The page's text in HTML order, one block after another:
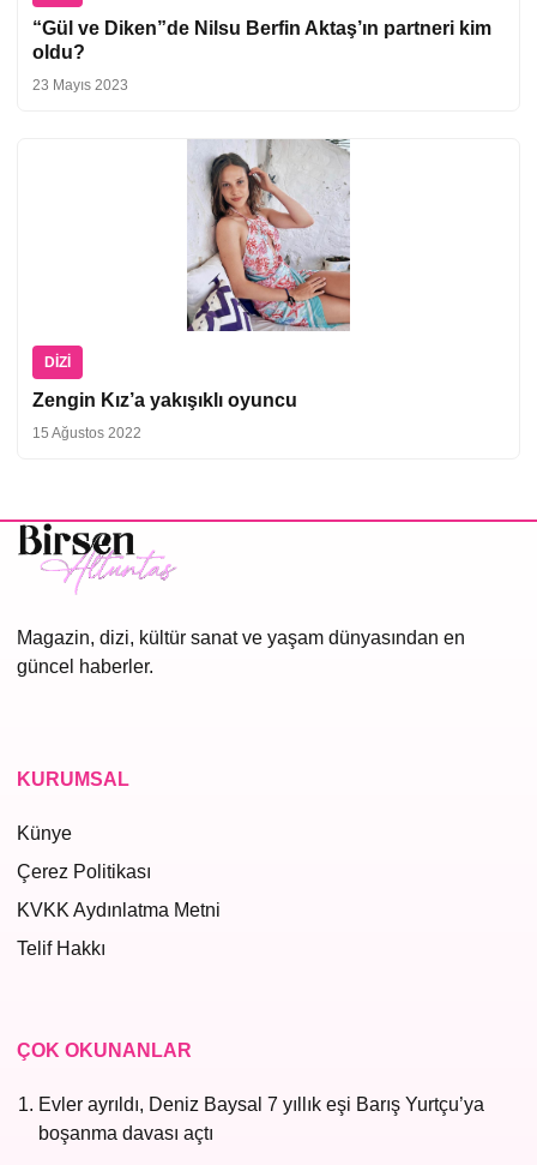
“Gül ve Diken”de Nilsu Berfin Aktaş’ın partneri kim
oldu?
23 Mayıs 2023
DIZI
Zengin Kız’a yakışıklı oyuncu
15 Ağustos 2022
Magazin, dizi, kültür sanat ve yaşam dünyasından en
güncel haberler.
KURUMSAL
Künye
Çerez Politikası
KVKK Aydınlatma Metni
Telif Hakkı
ÇOK OKUNANLAR
Evler ayrıldı, Deniz Baysal 7 yıllık eşi Barış Yurtçu’ya
boşanma davası açtı